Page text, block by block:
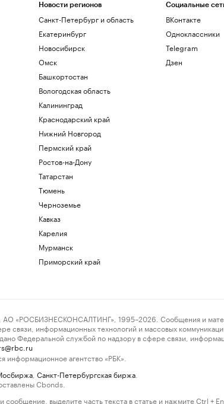
Новости регионов
Санкт-Петербург и область
Екатеринбург
Новосибирск
Омск
Башкортостан
Вологодская область
Калининград
Краснодарский край
Нижний Новгород
Пермский край
Ростов-на-Дону
Татарстан
Тюмень
Черноземье
Кавказ
Карелия
Мурманск
Приморский край
Социальные
ВКонтакте
Одноклассники
Telegram
Дзен
1995–2026. Сообщения и
связи, информационных технологий и массовых
Федеральной службой по надзору в сфере связи,
информационное агентство «РБК».
Санкт-Петербургская биржа
Cbonds.
сообщение, выделите часть текста в статье и нажмите Ctrl +